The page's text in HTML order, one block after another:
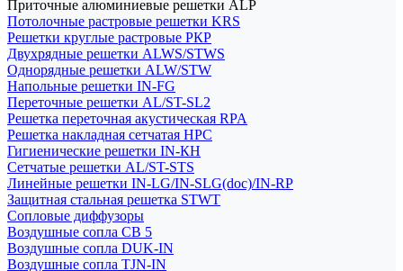
Приточные алюминиевые решетки ALP
Потолочные растровые решетки KRS
Решетки круглые растровые РКР
Двухрядные решетки ALWS/STWS
Однорядные решетки ALW/STW
Напольные решетки IN-FG
Переточные решетки AL/ST-SL2
Решетка переточная акустическая RPA
Решетка накладная сетчатая НРС
Гигиенические решетки IN-КН
Сетчатые решетки AL/ST-STS
Линейные решетки IN-LG/IN-SLG(doc)/IN-RP
Защитная стальная решетка STWT
Сопловые диффузоры
Воздушные сопла СВ 5
Воздушные сопла DUK-IN
Воздушные сопла TJN-IN